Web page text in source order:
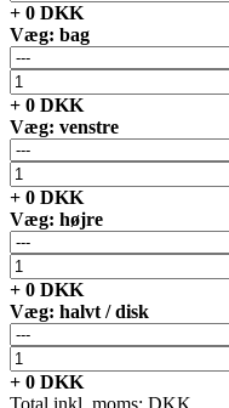
+ 0 DKK
Væg: bag
+ 0 DKK
Væg: venstre
+ 0 DKK
Væg: højre
+ 0 DKK
Væg: halvt / disk
+ 0 DKK
Total inkl. moms: DKK